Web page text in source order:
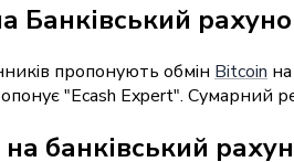
Банківський
пропонують обмін Bitcoin на
"Ecash Expert". Сумарний
банківський